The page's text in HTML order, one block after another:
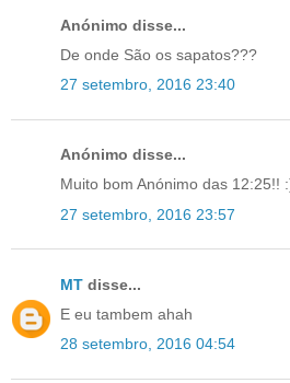
Anónimo disse...
De onde São os sapatos???
27 setembro, 2016 23:40
Anónimo disse...
Muito bom Anónimo das 12:25!!
27 setembro, 2016 23:57
MT disse...
E eu tambem ahah
28 setembro, 2016 04:54